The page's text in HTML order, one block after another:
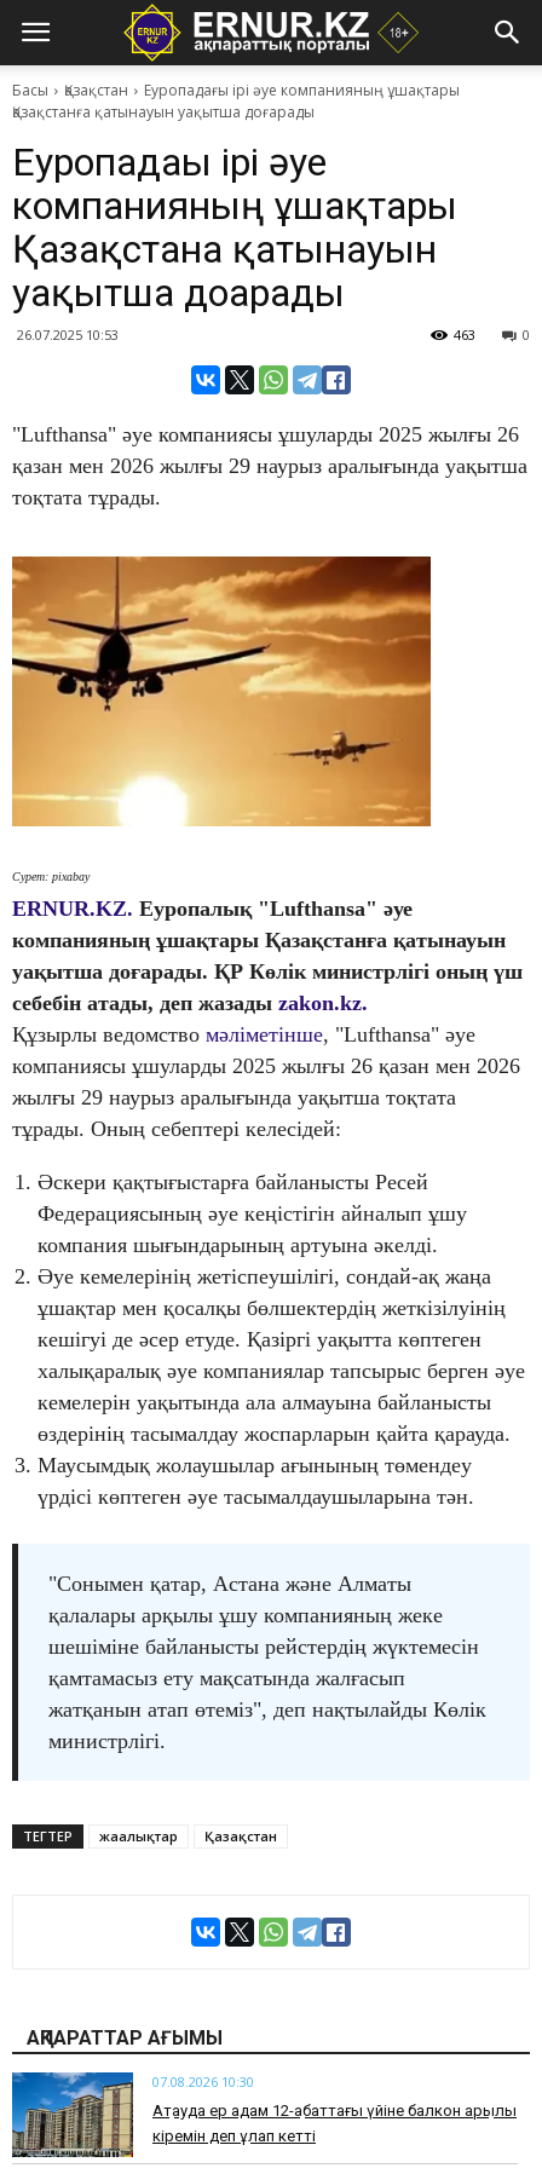
Басы Қазақстан
Еуропадағы ірі әуе компанияның ұшақтары
Қазақстанға қатынауын уақытша доғарады
Еуропадағы ірі әуе
компанияның ұшақтары
Қазақстанға қатынауын
уақытша доғарады
26.07.2025 10:53 0
463
"Lufthansa" әуе компаниясы ұшуларды 2025 жылғы 26
қазан мен 2026 жылғы 29 наурыз аралығында уақытша
тоқтата тұрады.
Сурет: pixabay
ERNUR.KZ. Еуропалық "Lufthansa" әуе
компанияның ұшақтары Қазақстанға қатынауын
уақытша доғарады. ҚР Көлік министрлігі оның үш
себебін атады, деп жазады zakon.kz.
Құзырлы ведомство мәліметінше, "Lufthansa" әуе
компаниясы ұшуларды 2025 жылғы 26 қазан мен 2026
жылғы 29 наурыз аралығында уақытша тоқтата
тұрады. Оның себептері келесідей:
Әскери қақтығыстарға байланысты Ресей
Федерациясының әуе кеңістігін айналып ұшу
компания шығындарының артуына әкелді.
Әуе кемелерінің жетіспеушілігі, сондай-ақ жаңа
ұшақтар мен қосалқы бөлшектердің жеткізілуінің
кешігуі де әсер етуде. Қазіргі уақытта көптеген
халықаралық әуе компаниялар тапсырыс берген әуе
кемелерін уақытында ала алмауына байланысты
өздерінің тасымалдау жоспарларын қайта қарауда.
Маусымдық жолаушылар ағынының төмендеу
үрдісі көптеген әуе тасымалдаушыларына тән.
"Сонымен қатар, Астана және Алматы
қалалары арқылы ұшу компанияның жеке
шешіміне байланысты рейстердің жүктемесін
қамтамасыз ету мақсатында жалғасып
жатқанын атап өтеміз", деп нақтылайды Көлік
министрлігі.
ТЕГТЕР жаңалықтар Қазақстан
АҚПАРАТТАР АҒЫМЫ
07.08.2026 10:30
Ақтауда ер адам 12-қабаттағы үйіне балкон арқылы
кіремін деп құлап кетті